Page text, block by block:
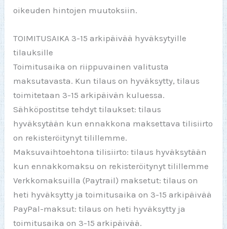
oikeuden hintojen muutoksiin.
TOIMITUSAIKA 3-15 arkipäivää hyväksytyille
tilauksille
Toimitusaika on riippuvainen valitusta
maksutavasta. Kun tilaus on hyväksytty, tilaus
toimitetaan 3-15 arkipäivän kuluessa.
Sähköpostitse tehdyt tilaukset: tilaus
hyväksytään kun ennakkona maksettava tilisiirto
on rekisteröitynyt tilillemme.
Maksuvaihtoehtona tilisiirto: tilaus hyväksytään
kun ennakkomaksu on rekisteröitynyt tilillemme
Verkkomaksuilla (Paytrail) maksetut: tilaus on
heti hyväksytty ja toimitusaika on 3-15 arkipäivää
PayPal-maksut: tilaus on heti hyväksytty ja
toimitusaika on 3-15 arkipäivää.